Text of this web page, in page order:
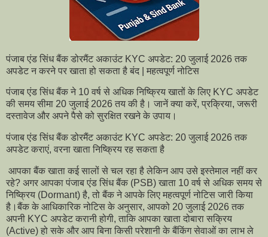
पंजाब एंड सिंध बैंक डोरमैंट अकाउंट KYC अपडेट: 20 जुलाई 2026 तक
अपडेट न करने पर खाता हो सकता है बंद | महत्वपूर्ण नोटिस
पंजाब एंड सिंध बैंक ने 10 वर्ष से अधिक निष्क्रिय खातों के लिए KYC अपडेट
की समय सीमा 20 जुलाई 2026 तय की है। जानें क्या करें, प्रक्रिया, जरूरी
दस्तावेज और अपने पैसे को सुरक्षित रखने के उपाय।
पंजाब एंड सिंध बैंक डोरमैंट अकाउंट KYC अपडेट: 20 जुलाई 2026 तक
अपडेट कराएं, वरना खाता निष्क्रिय रह सकता है
आपका बैंक खाता कई सालों से चल रहा है लेकिन आप उसे इस्तेमाल नहीं कर
रहे? अगर आपका पंजाब एंड सिंध बैंक (PSB) खाता 10 वर्ष से अधिक समय से
निष्क्रिय (Dormant) है, तो बैंक ने आपके लिए महत्वपूर्ण नोटिस जारी किया
है।बैंक के आधिकारिक नोटिस के अनुसार, आपको 20 जुलाई 2026 तक
अपनी KYC अपडेट करानी होगी, ताकि आपका खाता दोबारा सक्रिय
(Active) हो सके और आप बिना किसी परेशानी के बैंकिंग सेवाओं का लाभ ले